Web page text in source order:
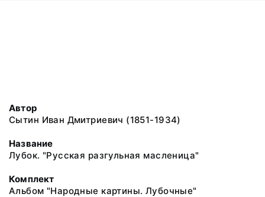
Автор
Сытин Иван Дмитриевич (1851-1934)
Название
Лубок. "Русская разгульная масленица"
Комплект
Альбом "Народные картины. Лубочные"